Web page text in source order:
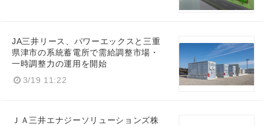
JA三井リース、パワーエックスと三重
県津市の系統蓄電所で需給調整市場・
一時調整力の運用を開始
3/19 11:22
ＪＡ三井エナジーソリューションズ株